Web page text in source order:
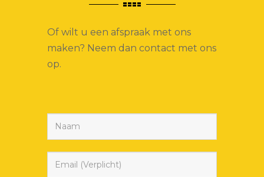
Of wilt u een afspraak met ons
maken? Neem dan contact met ons
op.